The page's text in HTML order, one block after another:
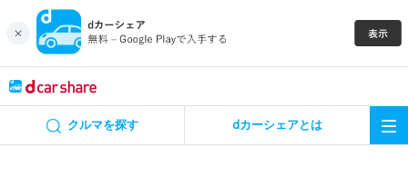
クルマを探す dカーシェアとは
カーシェア